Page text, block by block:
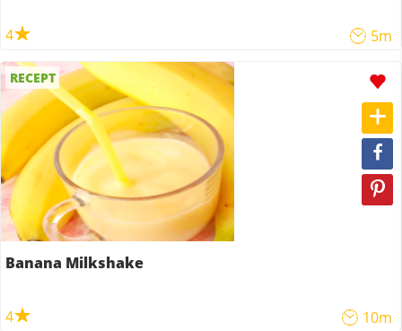
4 5m
RECEPT
Banana Milkshake
4 10m